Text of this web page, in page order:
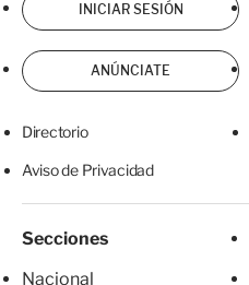
INICIAR SESIÓN
ANÚNCIATE
Directorio
Aviso de Privacidad
Secciones
Nacional